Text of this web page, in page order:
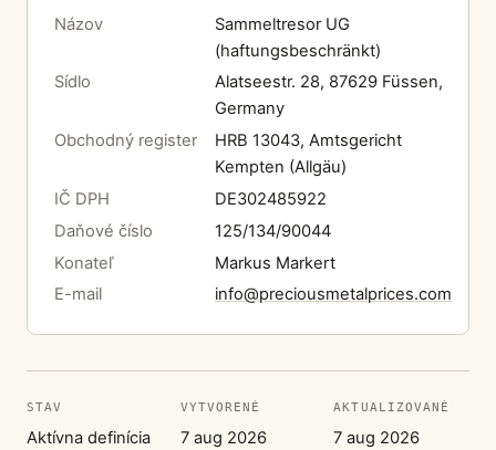
Názov
Sammeltresor UG
(haftungsbeschränkt)
Sídlo
Alatseestr. 28, 87629 Füssen,
Germany
Obchodný register
HRB 13043, Amtsgericht
Kempten (Allgäu)
IČ DPH
DE302485922
Daňové číslo
125/134/90044
Konateľ
Markus Markert
E-mail
info@preciousmetalprices.com
STAV
Aktívna definícia
VYTVORENÉ
7 aug 2026
AKTUALIZOVANÉ
7 aug 2026